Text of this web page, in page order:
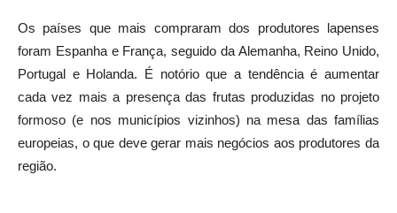
Os países que mais compraram dos produtores lapenses
foram Espanha e França, seguido da Alemanha, Reino Unido,
Portugal e Holanda. É notório que a tendência é aumentar
cada vez mais a presença das frutas produzidas no projeto
formoso (e nos municípios vizinhos) na mesa das famílias
europeias, o que deve gerar mais negócios aos produtores da
região.